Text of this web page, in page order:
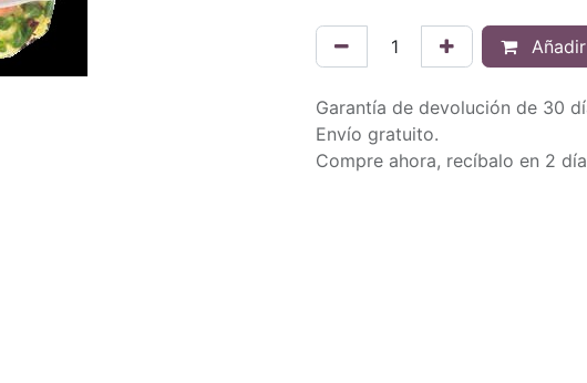
Garantía de devolución de 30
Envío gratuito.
Compre ahora, recíbalo en 2